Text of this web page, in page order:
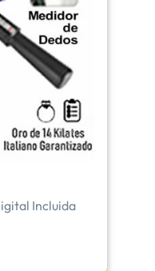
Incluida